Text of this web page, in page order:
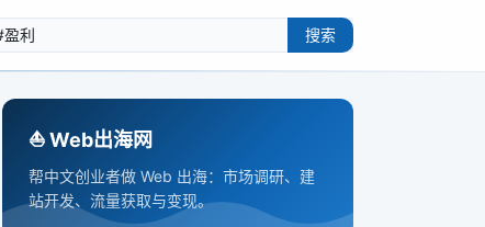
搜索
⛵️ Web出海网
帮中文创业者做 Web 出海：市场调研、建
站开发、流量获取与变现。